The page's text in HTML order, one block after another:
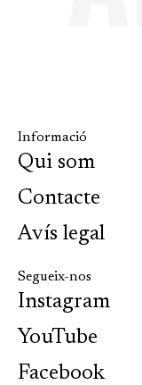
Informació
Qui som
Contacte
Avís legal
Segueix-nos
Instagram
YouTube
Facebook